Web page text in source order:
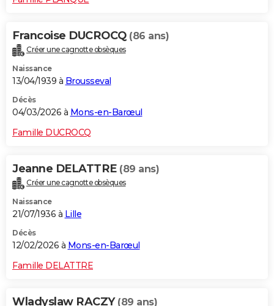
Francoise DUCROCQ (86 ans)
Créer une cagnotte obsèques
Naissance
13/04/1939 à Brousseval
Décès
04/03/2026 à Mons-en-Barœul
Famille DUCROCQ
Jeanne DELATTRE (89 ans)
Créer une cagnotte obsèques
Naissance
21/07/1936 à Lille
Décès
12/02/2026 à Mons-en-Barœul
Famille DELATTRE
Wladyslaw RACZY (89 ans)